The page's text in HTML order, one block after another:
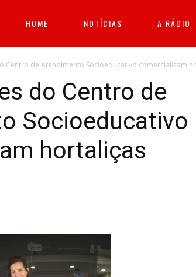
HOME NOTÍCIAS A RÁDIO
Centro de Atendimento Socioeducativo comercializam
do Centro de
Socioeducativo
hortaliças